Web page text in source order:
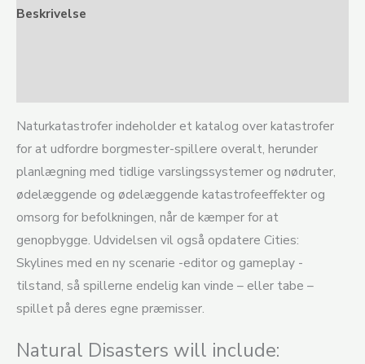
Beskrivelse
Naturkatastrofer indeholder et katalog over katastrofer
for at udfordre borgmester-spillere overalt, herunder
planlægning med tidlige varslingssystemer og nødruter,
ødelæggende og ødelæggende katastrofeeffekter og
omsorg for befolkningen, når de kæmper for at
genopbygge. Udvidelsen vil også opdatere Cities:
Skylines med en ny scenarie -editor og gameplay -
tilstand, så spillerne endelig kan vinde – eller tabe –
spillet på deres egne præmisser.
Natural Disasters will include: